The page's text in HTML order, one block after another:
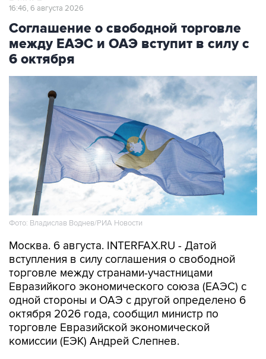
16:46, 6 августа 2026
Соглашение о свободной торговле
между ЕАЭС и ОАЭ вступит в силу с
6 октября
Фото: Владислав Воднев/РИА Новости
Москва. 6 августа. INTERFAX.RU - Датой
вступления в силу соглашения о свободной
торговле между странами-участницами
Евразийкого экономического союза (ЕАЭС) с
одной стороны и ОАЭ с другой определено 6
октября 2026 года, сообщил министр по
торговле Евразийской экономической
комиссии (ЕЭК) Андрей Слепнев.